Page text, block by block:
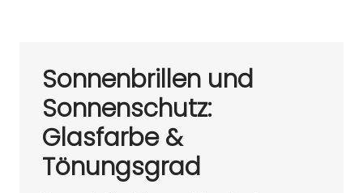
Sonnenbrillen und
Sonnenschutz:
Glasfarbe &
Tönungsgrad